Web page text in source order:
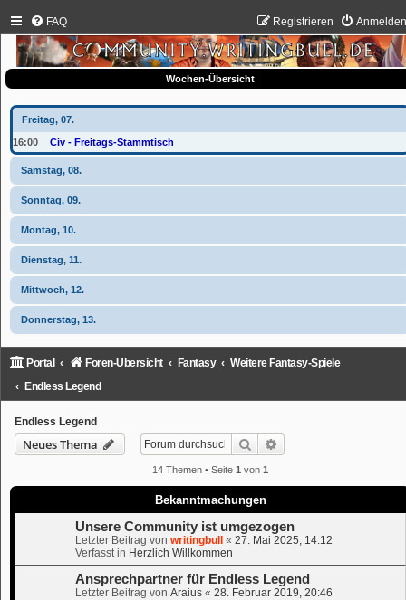
FAQ Registrieren
Wochen-Übersicht
Freitag, 07.
16:00 Civ - Freitags-Stammtisch
Samstag, 08.
Sonntag, 09.
Montag, 10.
Dienstag, 11.
Mittwoch, 12.
Donnerstag, 13.
Portal Foren-Übersicht Fantasy
Weitere Fantasy-Spiele
Endless Legend
Endless Legend
Neues Thema Suche
14 Themen • Seite1 von1
Bekanntmachungen
Unsere Community ist umgezogen
Letzter Beitrag von writingbull « 27. Mai 2025, 14:12
Verfasst in Herzlich Willkommen
Ansprechpartner für Endless Legend
Letzter Beitrag von Araius « 28. Februar 2019, 20:46